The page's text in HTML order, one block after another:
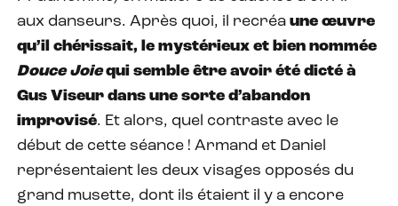
aux danseurs. Après quoi, il recréa une œuvre
qu’il chérissait, le mystérieux et bien nommée
Douce Joiequi semble être avoir été dicté à
Gus Viseur dans une sorte d’abandon
improvisé. Et alors, quel contraste avec le
début de cette séance ! Armand et Daniel
représentaient les deux visages opposés du
grand musette, dont ils étaient il y a encore